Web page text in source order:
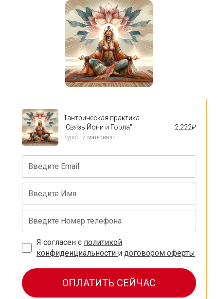
Тантрическая практика
"Связь Йони и Горла"
Курсы и материалы
2,222₽
Я согласен с политикой
конфиденциальности и договором оферты
ОПЛАТИТЬ СЕЙЧАС